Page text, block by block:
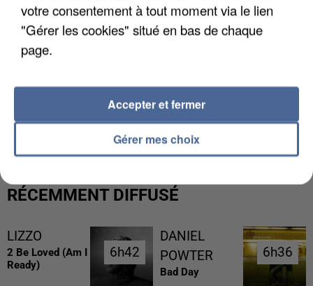
L’UN DES FONDATEURS SUPPOSÉS DE LA DZ
MAFIA INTERPELLÉ EN ALGÉRIE
RÉCEMMENT DIFFUSÉ
LIZZO
2 Be Loved (am I
Ready)
6h42
6h42
DANIEL
POWTER
Bad Day
6h36
6h36
votre consentement à tout moment via le lien
"Gérer les cookies" situé en bas de chaque
page.
Gérer mes choix
Accepter et fermer